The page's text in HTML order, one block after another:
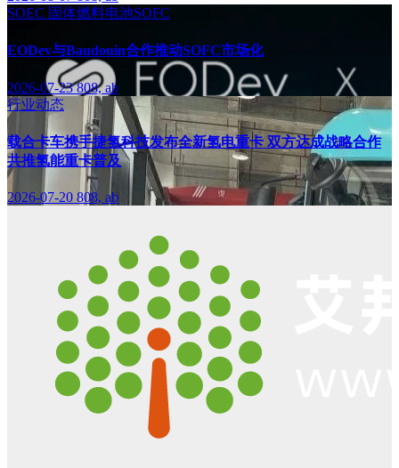
SOEC 固体燃料电池SOFC
EODev与Baudouin合作推动SOFC市场化
2026-07-23808, ab
行业动态
载合卡车携手捷氢科技发布全新氢电重卡 双方达成战略合作
共推氢能重卡普及
2026-07-20 808, ab